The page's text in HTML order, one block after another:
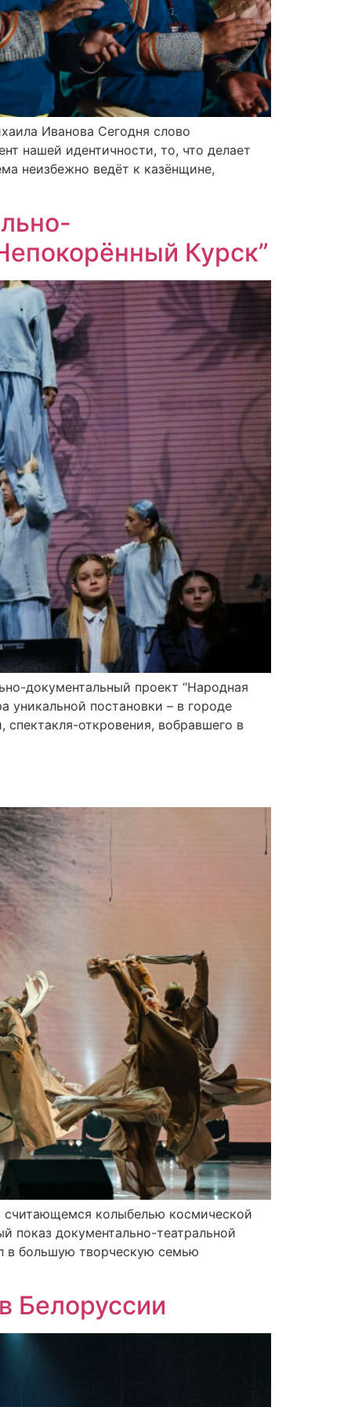
Иванова Сегодня слово
нашей идентичности, то, что делает
неизбежно ведёт к казёнщине,
Курск”
документальный проект “Народная
уникальной постановки – в городе
откровения, вобравшего в
считающемся колыбелью космической
показ документально-театральной
в большую творческую семью
Белоруссии